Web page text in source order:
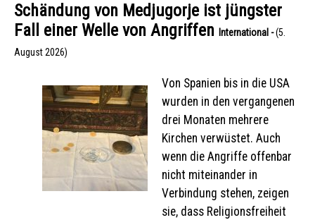
Schändung von Medjugorje ist jüngster
Fall einer Welle von Angriffen
International -(5.
August 2026)
Von Spanien bis in die USA
wurden in den vergangenen
drei Monaten mehrere
Kirchen verwüstet. Auch
wenn die Angriffe offenbar
nicht miteinander in
Verbindung stehen, zeigen
sie, dass Religionsfreiheit